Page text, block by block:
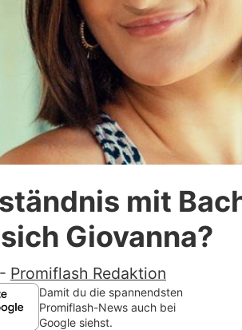
App runterladen
Team
Redaktionelle
Impressum
Utiq verwalten
mit
Giovanna?
- Promiflash Redaktion
Damit du die spannendsten
Promiflash-News auch bei
Google siehst.